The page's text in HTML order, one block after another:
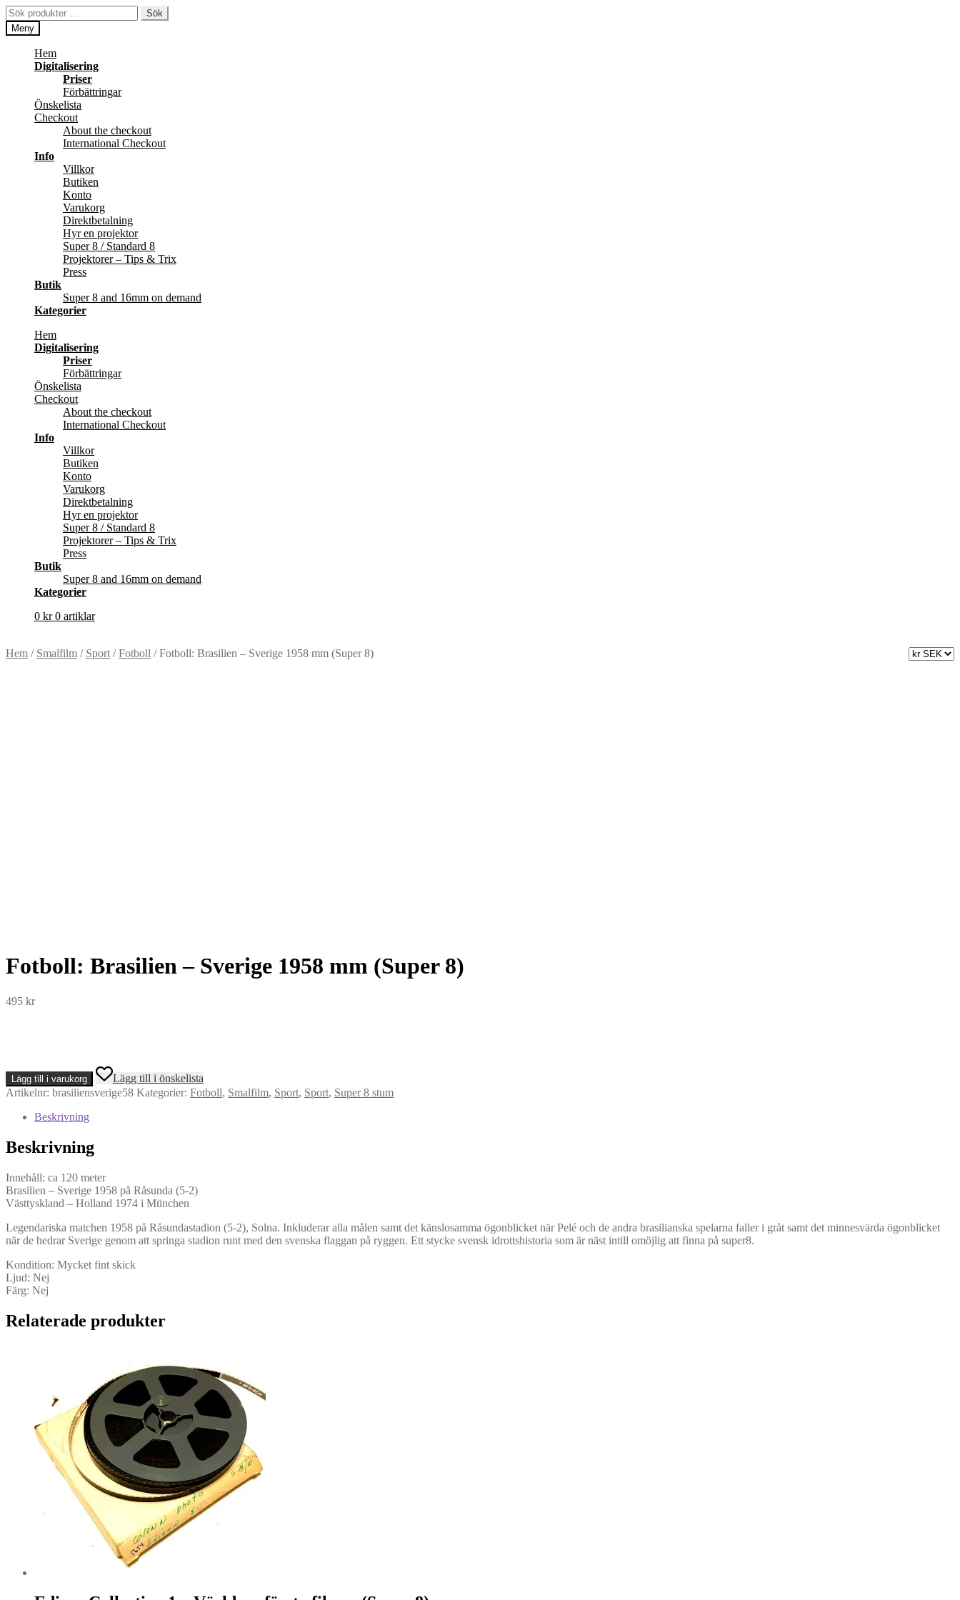
Hoppa
till
navigering
Hoppa
till
innehåll
Sök
efter:
Sök
Meny
Hem
Digitalisering
Priser
Förbättringar
Önskelista
Checkout
About the checkout
International Checkout
Info
Villkor
Butiken
Konto
Varukorg
Direktbetalning
Hyr en projektor
Super 8 / Standard 8
Projektorer – Tips & Trix
Press
Butik
Super 8 and 16mm on demand
Kategorier
Hem
Digitalisering
Priser
Förbättringar
Önskelista
Checkout
About the checkout
International Checkout
Info
Villkor
Butiken
Konto
Varukorg
Direktbetalning
Hyr en projektor
Super 8 / Standard 8
Projektorer – Tips & Trix
Press
Butik
Super 8 and 16mm on demand
Kategorier
0 kr 0 artiklar
Hem / Smalfilm / Sport /Fotboll /Fotboll: Brasilien – Sverige 1958 mm (Super 8)
Fotboll: Brasilien – Sverige 1958 mm (Super 8)
495 kr
Fotboll:
Brasilien
-
1958
(Super
mängd
Lägg till i varukorg
Lägg till i önskelista
Artikelnr: brasiliensverige58 Kategorier: Fotboll, Smalfilm, Sport, Sport, Super 8 stum
Beskrivning
Beskrivning
Innehåll: ca 120 meter
Brasilien – Sverige 1958 på Råsunda (5-2)
Västtyskland – Holland 1974 i München
Legendariska matchen 1958 på Råsundastadion (5-2), Solna. Inkluderar alla målen samt det känslosamma ögonblicket när Pelé och de andra brasilianska spelarna faller i gråt samt det minnesvärda ögonblicket
när de hedrar Sverige genom att springa stadion runt med den svenska flaggan på ryggen. Ett stycke svensk idrottshistoria som är näst intill omöjlig att finna på super8.
Kondition: Mycket fint skick
Ljud: Nej
Färg: Nej
Relaterade produkter